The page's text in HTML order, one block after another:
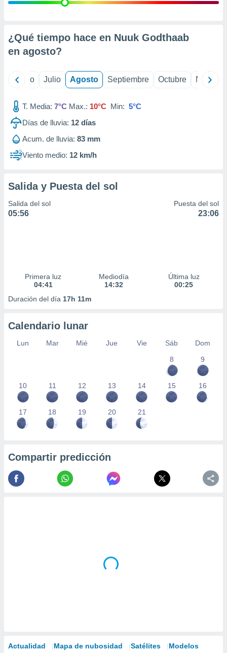
e
mediante
de
1199
¿Qué tiempo hace en Nuuk Godthaab
en agosto?
Junio Julio Agosto Septiembre Octubre
T. Media: 7°C Max.: 10°C Min: 5°C
Días de lluvia: 12 días
Acum. de lluvia: 83 mm
Viento medio: 12 km/h
Salida y Puesta del sol
Salida del sol
05:56
Puesta del sol
23:06
Primera luz
04:41
Mediodía
14:32
Última luz
00:25
Duración del día 17h 11m
Calendario lunar
Lun Mar Mié Jue Vie Sáb
Dom
8
9
10 11 12 13 14 15 16
17 18 19 20 21
Compartir predicción
Actualidad Mapa de nubosidad Satélites Modelos